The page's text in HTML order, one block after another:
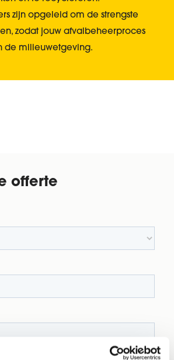
zijn opgeleid om de strengste
zodat jouw afvalbeheerproces
de milieuwetgeving.
offerte